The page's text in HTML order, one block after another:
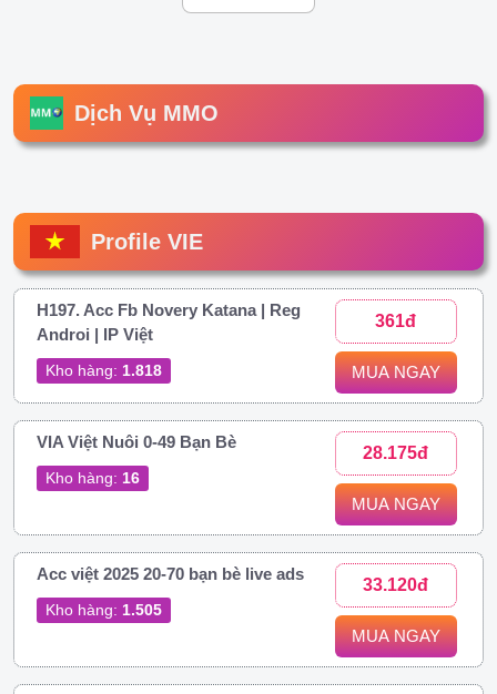
Dịch Vụ MMO
Profile VIE
H197. Acc Fb Novery Katana | Reg
Androi | IP Việt
Kho hàng: 1.818
361đ
MUA NGAY
VIA Việt Nuôi 0-49 Bạn Bè
Kho hàng: 16
28.175đ
MUA NGAY
Acc việt 2025 20-70 bạn bè live ads
Kho hàng: 1.505
33.120đ
MUA NGAY